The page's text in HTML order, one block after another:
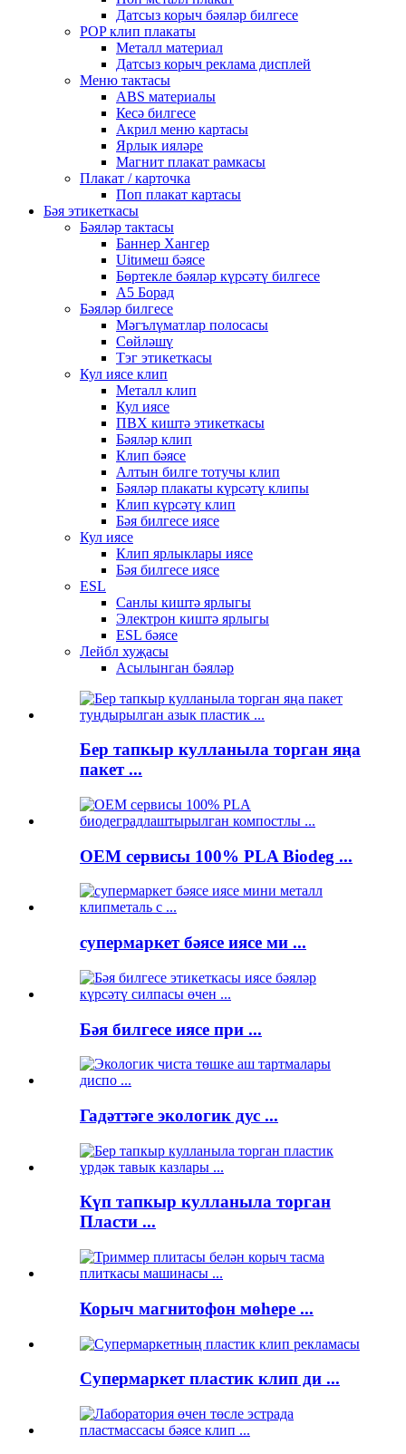
Датсыз корыч бәяләр билгесе
POP клип плакаты
Металл материал
Датсыз корыч реклама дисплей
Меню тактасы
ABS материалы
Кесә билгесе
Акрил меню картасы
Ярлык ияләре
Магнит плакат рамкасы
Плакат / карточка
Поп плакат картасы
Бәя этикеткасы
Бәяләр тактасы
Баннер Хангер
Uitимеш бәясе
Бөртекле бәяләр күрсәтү билгесе
A5 Борад
Бәяләр билгесе
Мәгълүматлар полосасы
Сөйләшү
Тэг этикеткасы
Кул иясе клип
Металл клип
Кул иясе
ПВХ киштә этикеткасы
Бәяләр клип
Клип бәясе
Алтын билге тотучы клип
Бәяләр плакаты күрсәтү клипы
Клип күрсәтү клип
Бәя билгесе иясе
Кул иясе
Клип ярлыклары иясе
Бәя билгесе иясе
ESL
Санлы киштә ярлыгы
Электрон киштә ярлыгы
ESL бәясе
Лейбл хуҗасы
Асылынган бәяләр
Бер тапкыр кулланыла торган яңа
пакет ...
OEM сервисы 100% PLA Biodeg ...
супермаркет бәясе иясе ми ...
Бәя билгесе иясе при ...
Гадәттәге экологик дус ...
Күп тапкыр кулланыла торган
Пласти ...
Корыч магнитофон мөһере ...
Супермаркет пластик клип ди ...